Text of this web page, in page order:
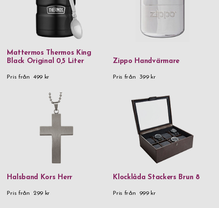
Mattermos Thermos King
Black Original 0,5 Liter
Pris från 499 kr
Zippo Handvärmare
Pris från 399 kr
Halsband Kors Herr
Pris från 299 kr
Klocklåda Stackers Brun 8
Pris från 999 kr